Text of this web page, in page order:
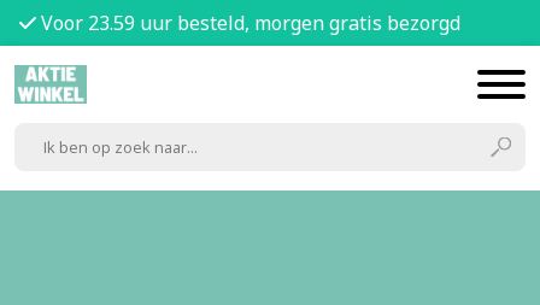
Voor 23.59 uur besteld, morgen gratis bezorgd